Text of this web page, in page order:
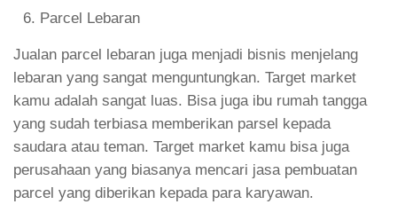
Parcel Lebaran
Jualan parcel lebaran juga menjadi bisnis menjelang
lebaran yang sangat menguntungkan. Target market
kamu adalah sangat luas. Bisa juga ibu rumah tangga
yang sudah terbiasa memberikan parsel kepada
saudara atau teman. Target market kamu bisa juga
perusahaan yang biasanya mencari jasa pembuatan
parcel yang diberikan kepada para karyawan.